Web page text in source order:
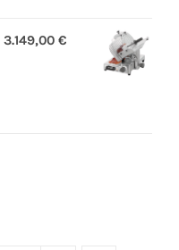
3.149,00 €